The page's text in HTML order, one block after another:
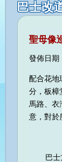
巴士改
聖母像
發佈日期
配合花地
分，板樟
馬路、衣
意，對於
巴士方